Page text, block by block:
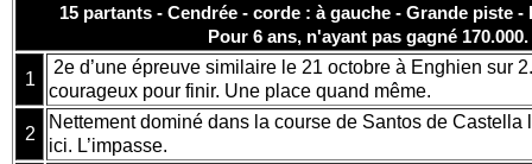
15 partants - Cendrée - corde : à gauche - Grande piste
Pour 6 ans, n'ayant pas gagné 170.000.
1
2e d’une épreuve similaire le 21 octobre à Enghien sur
courageux pour finir. Une place quand même.
2
Nettement dominé dans la course de Santos de Castella
ici. L’impasse.